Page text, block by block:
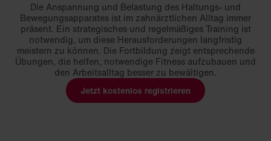
Die Anspannung und Belastung des Haltungs- und
Bewegungsapparates ist im zahnärztlichen Alltag immer
präsent. Ein strategisches und regelmäßiges Training ist
notwendig, um diese Herausforderungen langfristig
meistern zu können. Die Fortbildung zeigt entsprechende
Übungen, die helfen, notwendige Fitness aufzubauen und
den Arbeitsalltag besser zu bewältigen.
Jetzt kostenlos registrieren